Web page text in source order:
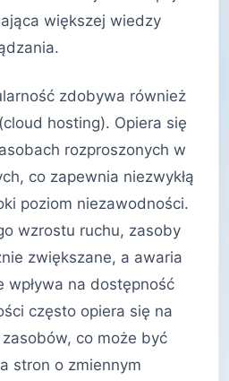
większej wiedzy
zdobywa również
hosting). Opiera się
rozproszonych w
co zapewnia niezwykłą
poziom niezawodności.
wzrostu ruchu, zasoby
zwiększane, a awaria
wpływa na dostępność
często opiera się na
co może być
stron o zmiennym